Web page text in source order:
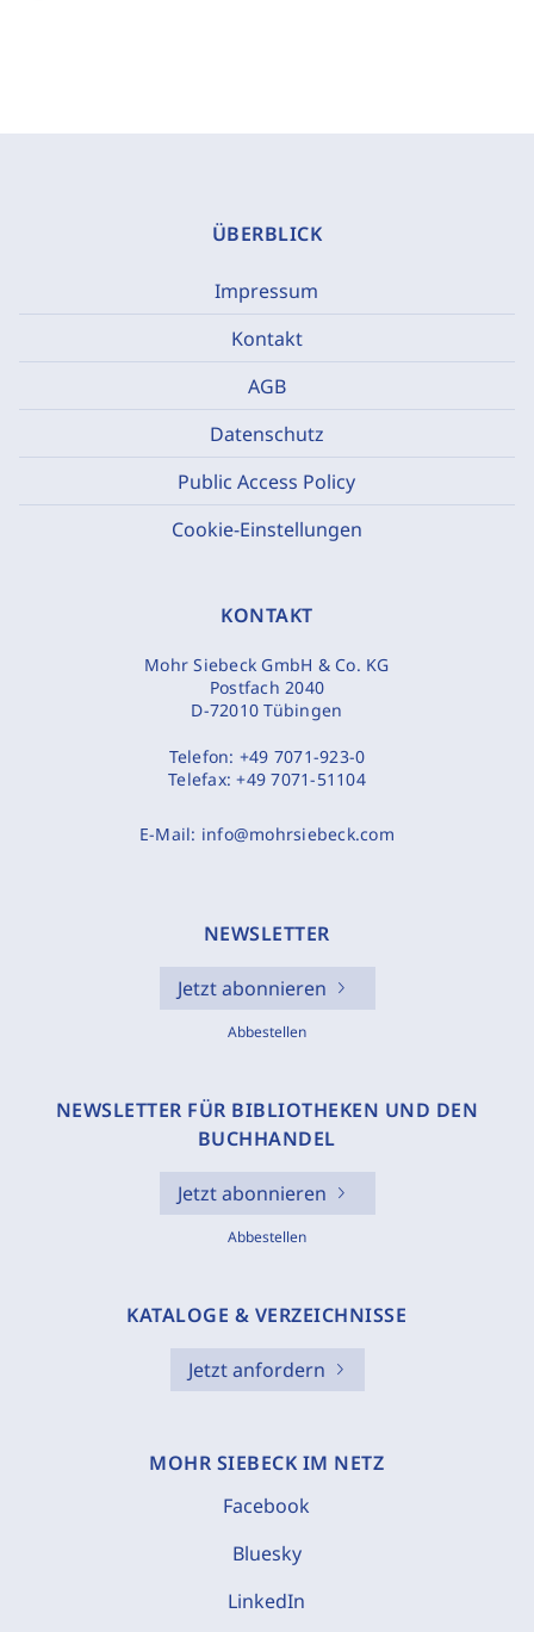
ÜBERBLICK
Impressum
Kontakt
AGB
Datenschutz
Public Access Policy
Cookie-Einstellungen
KONTAKT
Mohr Siebeck GmbH & Co. KG
Postfach 2040
D-72010 Tübingen
Telefon: +49 7071-923-0
Telefax:+49 7071-51104
E-Mail: info@mohrsiebeck.com
NEWSLETTER
Jetzt abonnieren
Abbestellen
NEWSLETTER FÜR BIBLIOTHEKEN UND DEN
BUCHHANDEL
Jetzt abonnieren
Abbestellen
KATALOGE & VERZEICHNISSE
Jetzt anfordern
MOHR SIEBECK IM NETZ
Facebook
Bluesky
LinkedIn